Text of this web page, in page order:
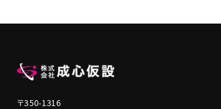
〒350-1316